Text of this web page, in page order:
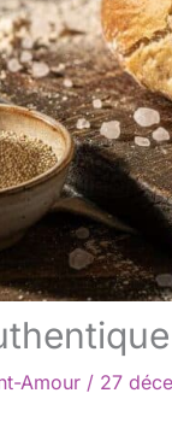
Amour / 27